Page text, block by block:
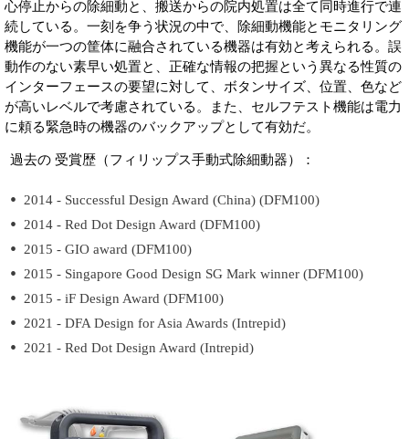
心停止からの除細動と、搬送からの院内処置は全て同時進行で連
続している。一刻を争う状況の中で、除細動機能とモニタリング
機能が一つの筐体に融合されている機器は有効と考えられる。誤
動作のない素早い処置と、正確な情報の把握という異なる性質の
インターフェースの要望に対して、ボタンサイズ、位置、色など
が高いレベルで考慮されている。また、セルフテスト機能は電力
に頼る緊急時の機器のバックアップとして有効だ。
過去の 受賞歴（フィリップス手動式除細動器）：
2014 - Successful Design Award (China) (DFM100)
2014 - Red Dot Design Award (DFM100)
2015 - GIO award (DFM100)
2015 - Singapore Good Design SG Mark winner (DFM100)
2015 - iF Design Award (DFM100)
2021 - DFA Design for Asia Awards (Intrepid)
2021 - Red Dot Design Award (Intrepid)